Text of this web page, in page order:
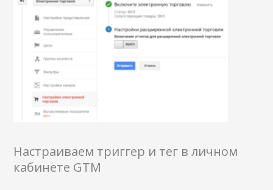
Настраиваем триггер и тег в личном
кабинете GTM